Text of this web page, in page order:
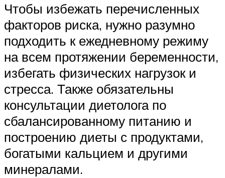
Чтобы избежать перечисленных
факторов риска, нужно разумно
подходить к ежедневному режиму
на всем протяжении беременности,
избегать физических нагрузок и
стресса. Также обязательны
консультации диетолога по
сбалансированному питанию и
построению диеты с продуктами,
богатыми кальцием и другими
минералами.